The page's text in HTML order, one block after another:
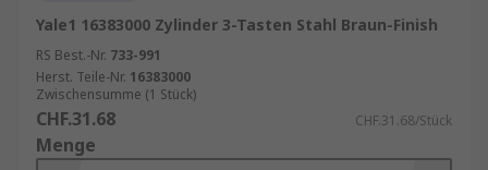
Yale1 16383000 Zylinder 3-Tasten Stahl Braun-Finish
RS Best.-Nr. 733-991
Herst. Teile-Nr. 16383000
Zwischensumme (1 Stück)
CHF.31.68 CHF.31.68/Stück
Menge